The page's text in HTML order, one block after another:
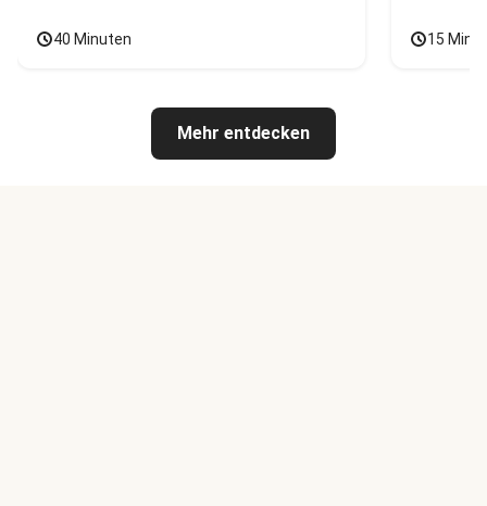
40 Minuten 15
Mehr entdecken